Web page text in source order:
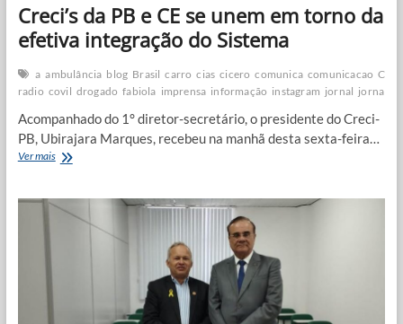
Creci’s da PB e CE se unem em torno da
efetiva integração do Sistema
a ambulância blog Brasil carro cias cicero comunica comunicacao
radio covil drogado fabiola imprensa informação instagram jornal
Acompanhado do 1° diretor-secretário, o presidente do Creci-
PB, Ubirajara Marques, recebeu na manhã desta sexta-feira…
Ver maisCreci’s
e